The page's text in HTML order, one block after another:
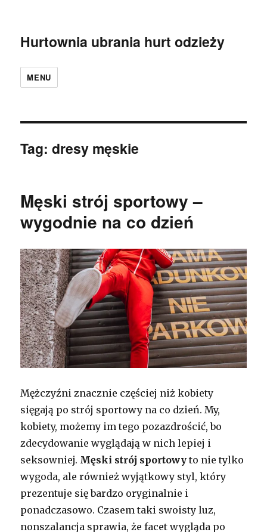
Hurtownia ubrania hurt odzieży
MENU
Tag:dresy męskie
Męski strój sportowy –
wygodnie na co dzień
Mężczyźni znacznie częściej niż kobiety
sięgają po strój sportowy na co dzień. My,
kobiety, możemy im tego pozazdrościć, bo
zdecydowanie wyglądają w nich lepiej i
seksowniej. Męski strój sportowy to nie tylko
wygoda, ale również wyjątkowy styl, który
prezentuje się bardzo oryginalnie i
ponadczasowo. Czasem taki swoisty luz,
nonszalancja sprawia, że facet wygląda po